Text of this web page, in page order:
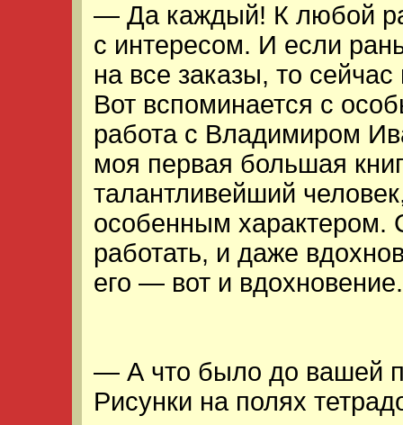
— Да каждый! К любой
с интересом. И если
на все заказы, то
Вот вспоминается с
работа с Владимиром
моя первая большая
талантливейший
особенным характером.
работать, и даже
его — вот и вдохновение.
— А что было до вашей
Рисунки на полях